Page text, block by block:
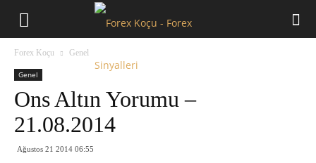
Forex Koçu Genel
Genel
Ons Altın Yorumu –
21.08.2014
Ağustos 21 2014 06:55